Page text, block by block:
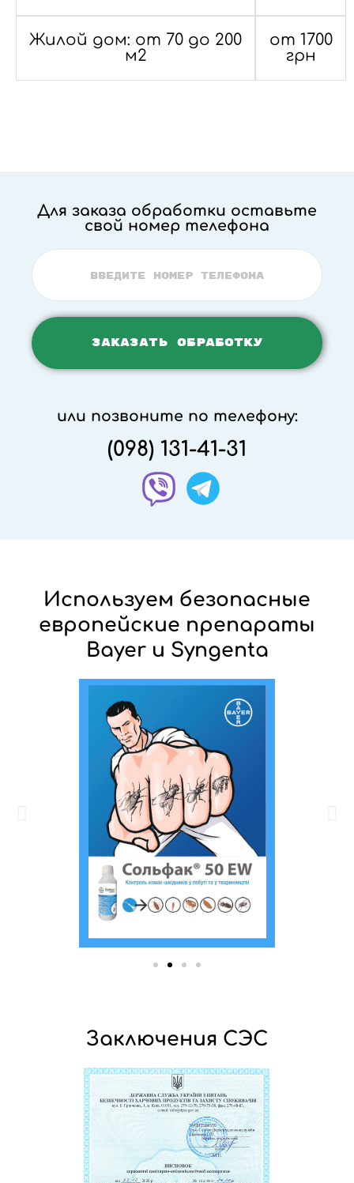
Жилой дом: от 70 до 200
м2
от 1700
грн
Для заказа обработки оставьте
свой номер телефона
или позвоните по телефону:
(098) 131-41-31
Используем безопасные
европейские препараты
Bayer и Syngenta
Заключения СЭС